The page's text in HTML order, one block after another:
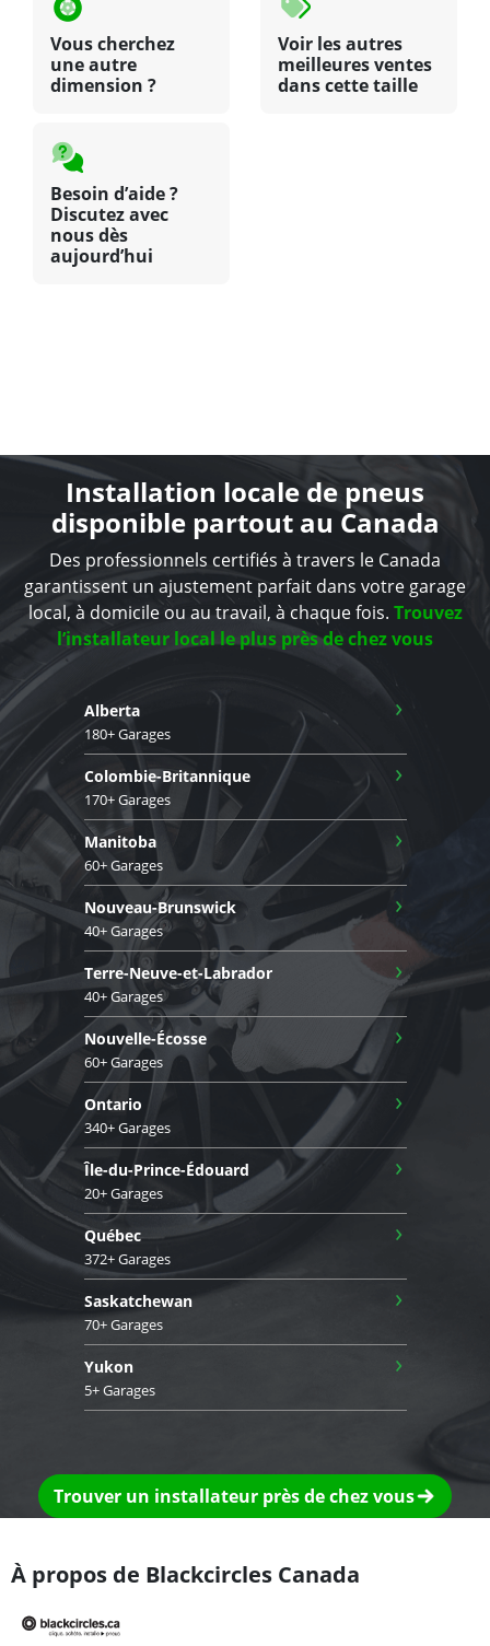
Vous cherchez
une autre
dimension ?
Voir les autres
meilleures ventes
dans cette taille
Besoin d’aide ?
Discutez avec
nous dès
aujourd’hui
Installation locale de pneus
disponible partout au Canada
Des professionnels certifiés à travers le Canada
garantissent un ajustement parfait dans votre garage
local, à domicile ou au travail, à chaque fois. Trouvez
l’installateur local le plus près de chez vous
Alberta
180+ Garages
›
Colombie-Britannique
170+ Garages
›
Manitoba
60+ Garages
›
Nouveau-Brunswick
40+ Garages
›
Terre-Neuve-et-Labrador
40+ Garages
›
Nouvelle-Écosse
60+ Garages
›
Ontario
340+ Garages
›
Île-du-Prince-Édouard
20+ Garages
›
Québec
372+ Garages
›
Saskatchewan
70+ Garages
›
Yukon
5+ Garages
›
Trouver un installateur près de chez vous
À propos de Blackcircles Canada